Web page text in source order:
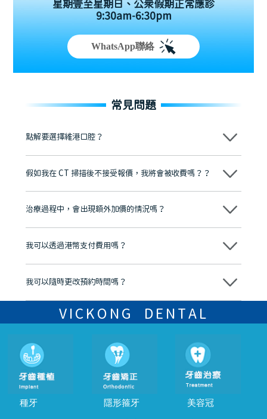
星期壹至星期日、公眾假期正常應診
9:30am-6:30pm
WhatsApp聯絡
常見問題
點解要選擇維港口腔？
維港口腔踐行「醫道濟世」的大學校訓，各分院匯聚來自香港、內地的
牌」、「2025香港企業領袖品牌」，是諾貝爾種植系統全球放心植牙中
至今已服務超過三十個國家和地區的顧客，受到粵港澳大灣區及周邊城
市市民極高的口碑評價及信任推薦 珠海、深圳設有八大分院，香港亦設
有咨詢及服務保障中心，有任何問題都可以隨時預約免費咨詢，讓人十
假如我在 CT 掃描後不接受報價，我將會被收費嗎？？
不會！只要未開始實際服務之前，你不會被收取任何費用。
治療過程中，會出現額外加價的情況嗎？
不會，治療前我們會詳細說明治療方案及對應的價錢，顧客同意並簽字
我可以透過港幣支付費用嗎？
可以。維港口腔會按照當日匯率轉算收取費用，而匯率會及時告知客人
我可以隨時更改預約時間嗎？
可以，請盡早通過wechat或whatsapp聯絡我們，告知我們你原本預約
的時間及資料，並且重新預約的日期及時段
VICKONG DENTAL
種牙 隱形箍牙 美容冠